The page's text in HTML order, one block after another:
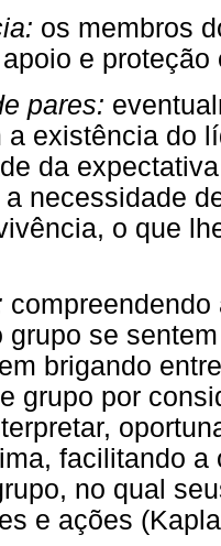
os membros
e proteção
pares:
a existência do
da
necessidade
o que
grupo se
brigando
grupo por
facilitando
no qual
e ações